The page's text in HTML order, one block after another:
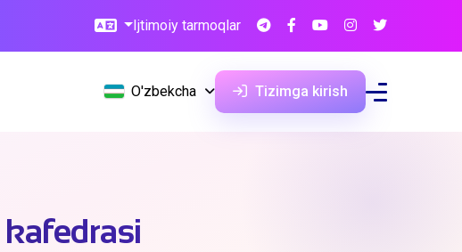
Ijtimoiy tarmoqlar
O'zbekcha Tizimga kirish